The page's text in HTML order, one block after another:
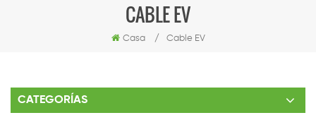
CABLE EV
Casa / Cable EV
CATEGORÍAS